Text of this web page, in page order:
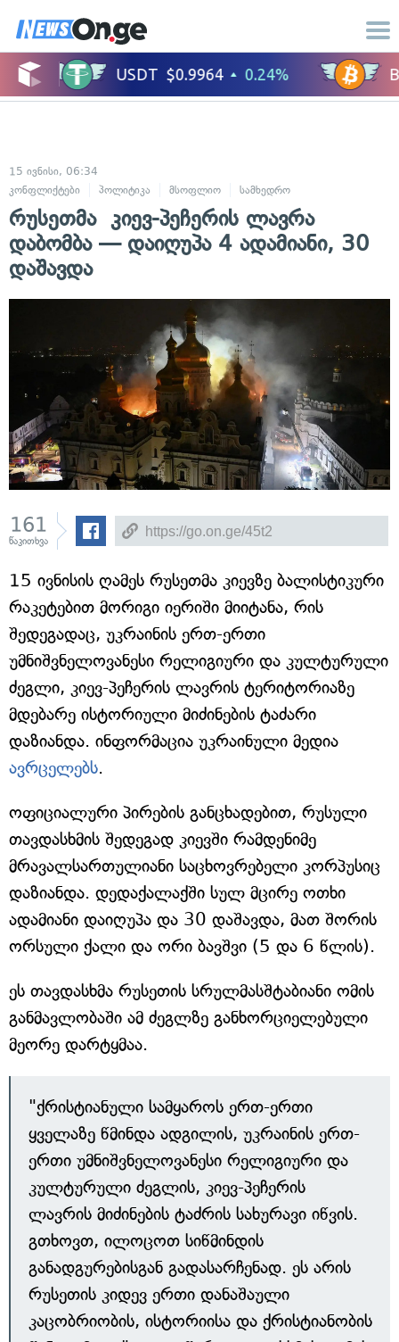
15 ივნისი, 06:34
კონფლიქტები
პოლიტიკა მსოფლიო სამხედრო
რუსეთმა კიევ-პეჩერის ლავრა
დაბომბა — დაიღუპა 4 ადამიანი, 30
დაშავდა
161
წაკითხვა
15 ივნისის ღამეს რუსეთმა კიევზე ბალისტიკური
რაკეტებით მორიგი იერიში მიიტანა, რის
შედეგადაც, უკრაინის ერთ-ერთი
უმნიშვნელოვანესი რელიგიური და კულტურული
ძეგლი, კიევ-პეჩერის ლავრის ტერიტორიაზე
მდებარე ისტორიული მიძინების ტაძარი
დაზიანდა. ინფორმაცია უკრაინული მედია
ავრცელებს.
ოფიციალური პირების განცხადებით, რუსული
თავდასხმის შედეგად კიევში რამდენიმე
მრავალსართულიანი საცხოვრებელი კორპუსიც
დაზიანდა. დედაქალაქში სულ მცირე ოთხი
ადამიანი დაიღუპა და 30 დაშავდა, მათ შორის
ორსული ქალი და ორი ბავშვი (5 და 6 წლის).
ეს თავდასხმა რუსეთის სრულმასშტაბიანი ომის
განმავლობაში ამ ძეგლზე განხორციელებული
მეორე დარტყმაა.
"ქრისტიანული სამყაროს ერთ-ერთი
ყველაზე წმინდა ადგილის, უკრაინის ერთ-
ერთი უმნიშვნელოვანესი რელიგიური და
კულტურული ძეგლის, კიევ-პეჩერის
ლავრის მიძინების ტაძრის სახურავი იწვის.
გთხოვთ, ილოცოთ სიწმინდის
განადგურებისგან გადასარჩენად. ეს არის
რუსეთის კიდევ ერთი დანაშაული
კაცობრიობის, ისტორიისა და ქრისტიანობის